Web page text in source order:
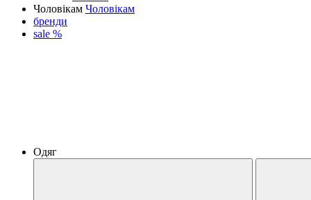
Чоловікам Чоловікам
бренди
sale %
Одяг